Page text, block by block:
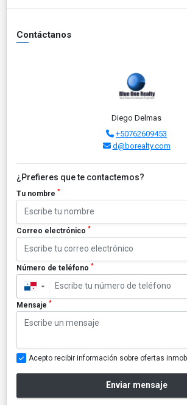
Contáctanos
Diego Delmas
+50762609453
d@borealty.com
¿Prefieres que te contactemos?
Tu nombre *
Correo electrónico *
Número de teléfono *
▼
Mensaje *
Acepto recibir información sobre ofertas
Enviar mensaje